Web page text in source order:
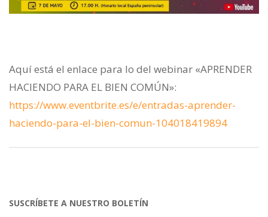
Aquí está el enlace para lo del webinar «APRENDER
HACIENDO PARA EL BIEN COMÚN»:
https://www.eventbrite.es/e/entradas-aprender-
haciendo-para-el-bien-comun-104018419894
SUSCRÍBETE A NUESTRO BOLETÍN